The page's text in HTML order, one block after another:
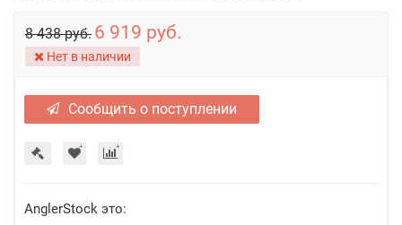
8 438 руб. 6 919 руб.
Нет в наличии
Сообщить о поступлении
AnglerStock это: